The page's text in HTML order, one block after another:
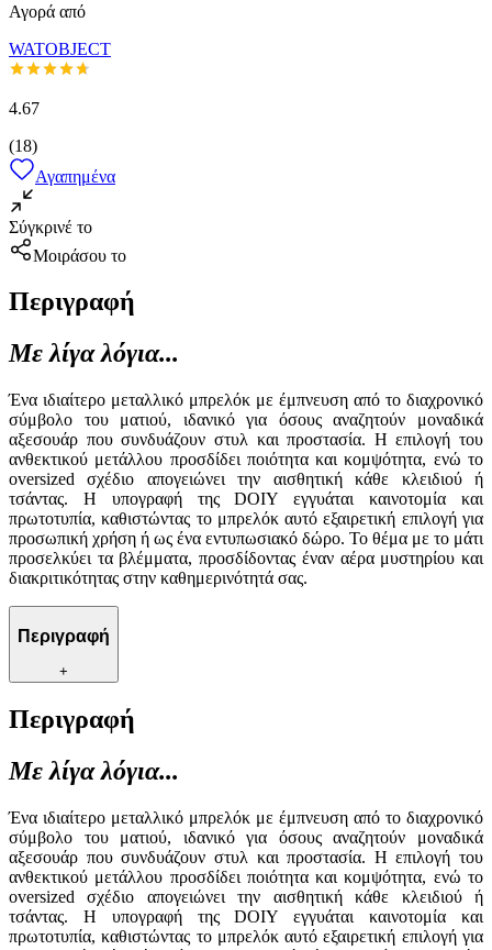
Αγορά από
WATOBJECT
4.67
(18)
Αγαπημένα
Σύγκρινέ το
Μοιράσου το
Περιγραφή
Με λίγα λόγια...
Ένα ιδιαίτερο μεταλλικό μπρελόκ με έμπνευση από το διαχρονικό
σύμβολο του ματιού, ιδανικό για όσους αναζητούν μοναδικά
αξεσουάρ που συνδυάζουν στυλ και προστασία. Η επιλογή του
ανθεκτικού μετάλλου προσδίδει ποιότητα και κομψότητα, ενώ το
oversized σχέδιο απογειώνει την αισθητική κάθε κλειδιού ή
τσάντας. Η υπογραφή της DOIY εγγυάται καινοτομία και
πρωτοτυπία, καθιστώντας το μπρελόκ αυτό εξαιρετική επιλογή για
προσωπική χρήση ή ως ένα εντυπωσιακό δώρο. Το θέμα με το μάτι
προσελκύει τα βλέμματα, προσδίδοντας έναν αέρα μυστηρίου και
διακριτικότητας στην καθημερινότητά σας.
Περιγραφή
+
Περιγραφή
Με λίγα λόγια...
Ένα ιδιαίτερο μεταλλικό μπρελόκ με έμπνευση από το διαχρονικό
σύμβολο του ματιού, ιδανικό για όσους αναζητούν μοναδικά
αξεσουάρ που συνδυάζουν στυλ και προστασία. Η επιλογή του
ανθεκτικού μετάλλου προσδίδει ποιότητα και κομψότητα, ενώ το
oversized σχέδιο απογειώνει την αισθητική κάθε κλειδιού ή
τσάντας. Η υπογραφή της DOIY εγγυάται καινοτομία και
πρωτοτυπία, καθιστώντας το μπρελόκ αυτό εξαιρετική επιλογή για